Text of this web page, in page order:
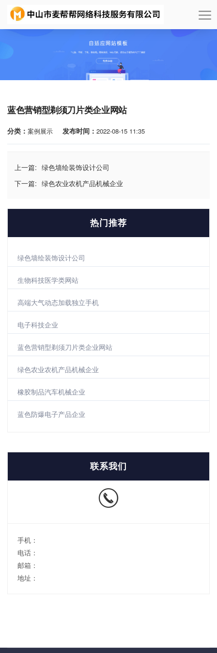
蓝色营销型剃须刀片类企业网站
分类： 案例展示 发布时间： 2022-08-15 11:35
上一篇: 绿色墙绘装饰设计公司
下一篇: 绿色农业农机产品机械企业
热门推荐
绿色墙绘装饰设计公司
生物科技医学类网站
高端大气动态加载独立手机
电子科技企业
蓝色营销型剃须刀片类企业网站
绿色农业农机产品机械企业
橡胶制品汽车机械企业
蓝色防爆电子产品企业
联系我们
手机：
电话：
邮箱：
地址：